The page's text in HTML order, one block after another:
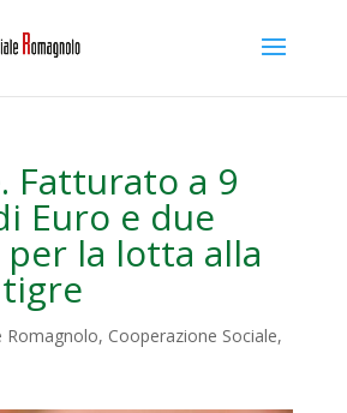
Fatturato a 9
Euro e due
la lotta alla
Romagnolo, Cooperazione Sociale,